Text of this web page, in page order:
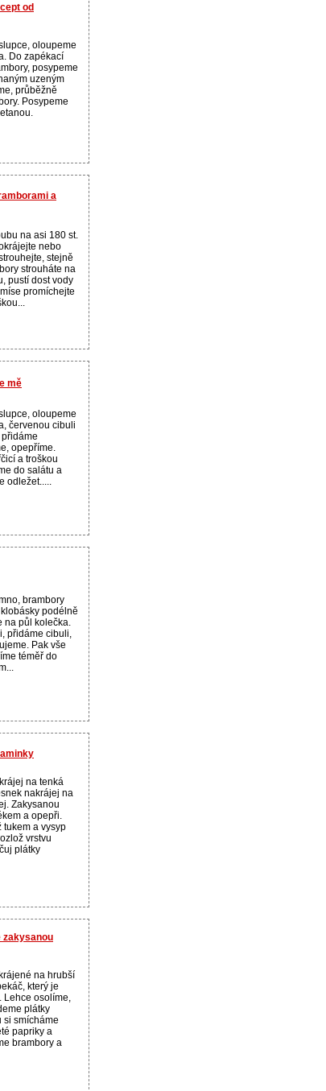
od
oloupeme
Do zapékací
posypeme
uzeným
průběžně
Posypeme
a
na asi 180 st.
nebo
stejně
strouháte na
pustí dost vody
promíchejte
mě
oloupeme
červenou cibuli
opepříme.
a troškou
do salátu a
odležet.....
brambory
podélně
na půl kolečka.
přidáme cibuli,
Pak vše
téměř do
na tenká
nakrájej na
Zakysanou
a opepři.
tukem a vysyp
vrstvu
plátky
zakysanou
na hrubší
který je
Lehce osolíme,
plátky
si smícháme
papriky a
brambory a